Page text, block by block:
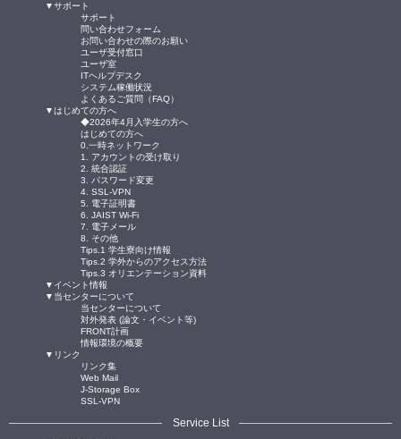
▼サポート
サポート
問い合わせフォーム
お問い合わせの際のお願い
ユーザ受付窓口
ユーザ室
ITヘルプデスク
システム稼働状況
よくあるご質問（FAQ）
▼はじめての方へ
◆2026年4月入学生の方へ
はじめての方へ
0.一時ネットワーク
1. アカウントの受け取り
2. 統合認証
3. パスワード変更
4. SSL-VPN
5. 電子証明書
6. JAIST Wi-Fi
7. 電子メール
8. その他
Tips.1 学生寮向け情報
Tips.2 学外からのアクセス方法
Tips.3 オリエンテーション資料
▼イベント情報
▼当センターについて
当センターについて
対外発表 (論文・イベント等)
FRONT計画
情報環境の概要
▼リンク
リンク集
Web Mail
J-Storage Box
SSL-VPN
Service List